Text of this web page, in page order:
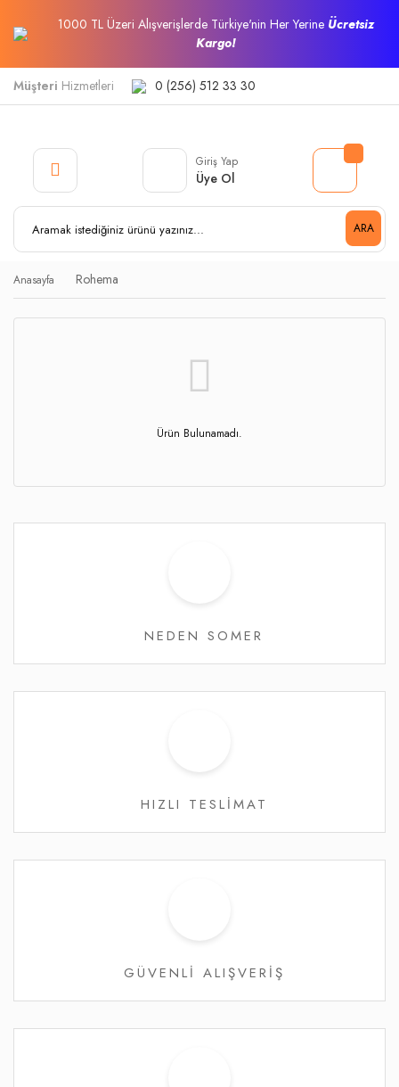
1000 TL Üzeri Alışverişlerde Türkiye'nin Her Yerine Ücretsiz
Kargo!
Müşteri Hizmetleri 0 (256) 512 33 30
ARA
Giriş Yap
Üye Ol
Anasayfa Rohema
Ürün Bulunamadı.
NEDEN SOMER
HIZLI TESLİMAT
GÜVENLİ ALIŞVERİŞ